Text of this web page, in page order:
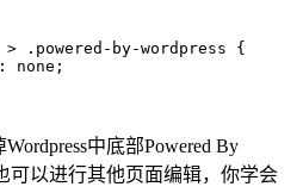
中底部Powered By
可以进行其他页面编辑，你学会